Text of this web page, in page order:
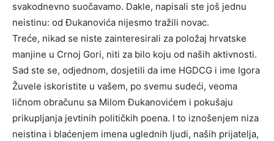
svakodnevno suočavamo. Dakle, napisali ste još jednu
neistinu: od Đukanovića nijesmo tražili novac.
Treće, nikad se niste zainteresirali za položaj hrvatske
manjine u Crnoj Gori, niti za bilo koju od naših aktivnosti.
Sad ste se, odjednom, dosjetili da ime HGDCG i ime Igora
Žuvele iskoristite u vašem, po svemu sudeći, veoma
ličnom obračunu sa Milom Đukanovićem i pokušaju
prikupljanja jevtinih političkih poena. I to iznošenjem niza
neistina i blaćenjem imena uglednih ljudi, naših prijatelja,